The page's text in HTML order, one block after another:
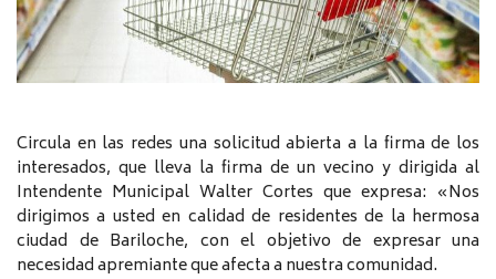
Circula en las redes una solicitud abierta a la firma de los
interesados, que lleva la firma de un vecino y dirigida al
Intendente Municipal Walter Cortes que expresa: «Nos
dirigimos a usted en calidad de residentes de la hermosa
ciudad de Bariloche, con el objetivo de expresar una
necesidad apremiante que afecta a nuestra comunidad.